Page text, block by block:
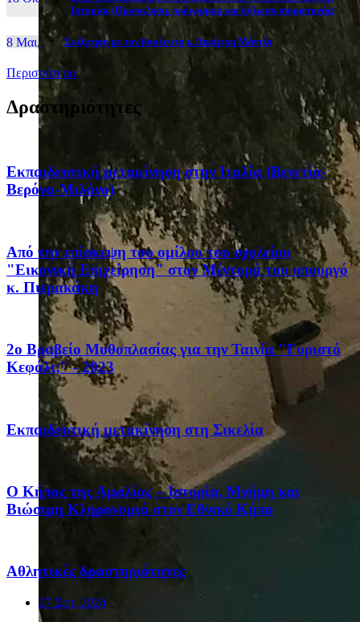
Ιστορίας (Πρόσκληση, πρόγραμμα και δήλωση συμμετοχής)
8 Μαι, 26 Συζήτηση με τον βουλευτή κ. Δημήτρη Μάντζο
Περισσότερα
Δραστηριότητες
Eκπαιδευτική μετακίνηση στην Ιταλία (Βενετία-
Βερόνα-Μιλάνο)
Από την επίσκεψη του ομίλου του σχολείου
"Εικονική Επιχείρηση" στον Μέντορά του υπουργό
κ. Πιερακάκη
2ο Βραβείο Μυθοπλασίας για την Ταινία "Γυριστό
Κεφάλι;" - 2023
Eκπαιδευτική μετακίνηση στη Σικελία
Ο Κήπος της Αμαλίας – Ιστορία, Μνήμη και
Βιώσιμη Κληρονομιά στον Εθνικό Κήπο
Αθλητικές δραστηριότητες
27 Σεπ, 2024